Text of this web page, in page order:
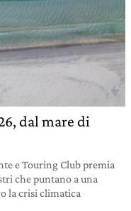
dal mare di
e Touring Club premia
che puntano a una
la crisi climatica